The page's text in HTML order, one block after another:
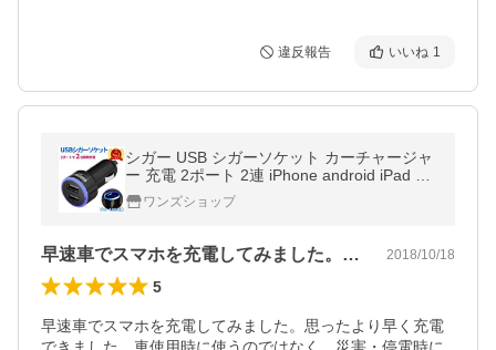
違反報告 いいね 1
シガー USB シガーソケット カーチャージャ
ー 充電 2ポート 2連 iPhone android iPad 携
帯 充電器 車載 ブルー
ワンズショップ
早速車でスマホを充電してみました。思っ… 2018/10/18
5
早速車でスマホを充電してみました。思ったより早く充電